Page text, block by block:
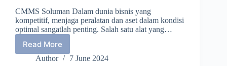
CMMS Soluman Dalam dunia bisnis yang
kompetitif, menjaga peralatan dan aset dalam kondisi
optimal sangatlah penting. Salah satu alat yang…
Read More
Cara
Kerja
Author 7 June 2024